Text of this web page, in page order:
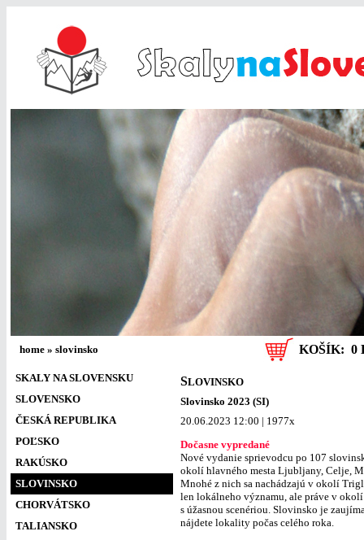
home » slovinsko KOŠÍK: 0
SKALY NA SLOVENSKU
SLOVENSKO
ČESKÁ REPUBLIKA
POĽSKO
RAKÚSKO
SLOVINSKO
CHORVÁTSKO
TALIANSKO
SLOVINSKO
Slovinsko 2023 (SI)
20.06.2023 12:00 | 1977x
Dočasne vypredané
Nové vydanie sprievodcu po 107
okolí hlavného mesta Ljubljany, Celje,
Mnohé z nich sa nachádzajú v okolí
len lokálneho významu, ale práve v
s úžasnou scenériou. Slovinsko je
nájdete lokality počas celého roka.